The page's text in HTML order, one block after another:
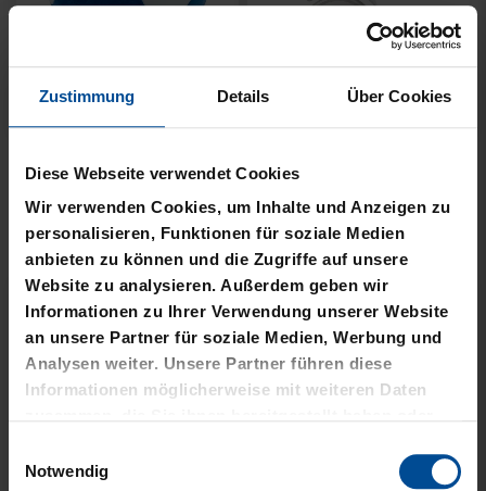
Zustimmung Details Über Cookies
Diese Webseite verwendet Cookies
Wir verwenden Cookies, um Inhalte und Anzeigen zu
personalisieren, Funktionen für soziale Medien
anbieten zu können und die Zugriffe auf unsere
Website zu analysieren. Außerdem geben wir
Informationen zu Ihrer Verwendung unserer Website
an unsere Partner für soziale Medien, Werbung und
Analysen weiter. Unsere Partner führen diese
Informationen möglicherweise mit weiteren Daten
gesammelt haben.
Notwendig
PLÜSCHBALL LOGO
GROSS
14,95 €
PIZZASCHNEIDER KSC
12,95 €